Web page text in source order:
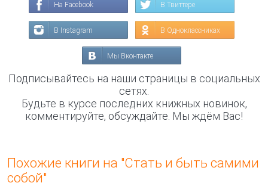
На Facebook В Твиттере
В Instagram В Одноклассниках
Мы Вконтакте
Подписывайтесь на наши страницы в социальных
сетях.
Будьте в курсе последних книжных новинок,
комментируйте, обсуждайте. Мы ждём Вас!
Похожие книги на "Стать и быть самими
собой"